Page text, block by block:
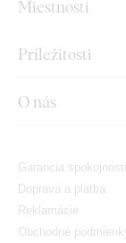
Miestnosti
Príležitosti
O nás
Garancia spokojnosti
Doprava a platba
Reklamácie
Obchodné